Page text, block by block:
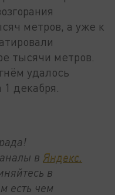
метров, а уже к
тысячи метров.
удалось
декабря.
в Яндекс.
в
есть чем